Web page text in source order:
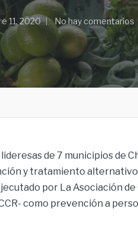
11, 2020 No hay comentarios
de 7 municipios de
y tratamiento alternativo
por La Asociación
como prevención a